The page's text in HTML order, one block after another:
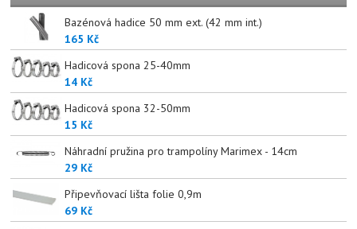
Bazénová hadice 50 mm ext. (42 mm int.)
165 Kč
Hadicová spona 25-40mm
14 Kč
Hadicová spona 32-50mm
15 Kč
Náhradní pružina pro trampolíny Marimex - 14cm
29 Kč
Připevňovací lišta folie 0,9m
69 Kč